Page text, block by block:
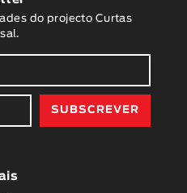
do projecto Curtas